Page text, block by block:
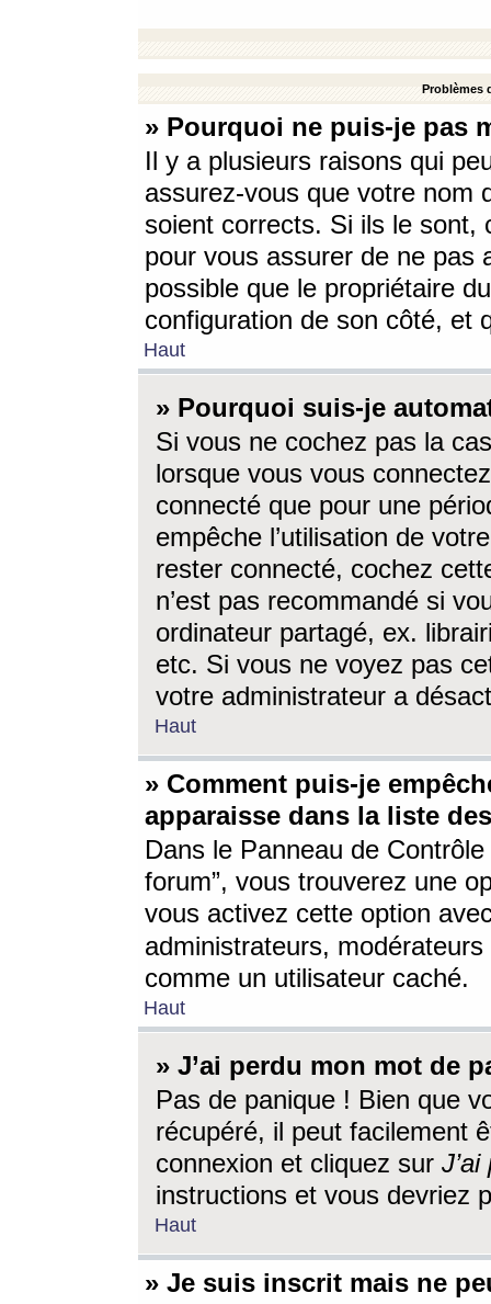
Problèmes
» Pourquoi ne puis-je pas
Il y a plusieurs raisons qui
assurez-vous que votre nom
soient corrects. Si ils le sont,
pour vous assurer de ne pas
possible que le propriétaire
configuration de son côté, et
Haut
» Pourquoi suis-je
Si vous ne cochez pas la
lorsque vous vous
connecté que pour une
empêche l’utilisation de
rester connecté, cochez
n’est pas recommandé si
ordinateur partagé, ex.
etc. Si vous ne voyez pas
votre administrateur a
Haut
» Comment puis-je
apparaisse dans la liste
Dans le Panneau de
forum”, vous trouverez une
vous activez cette option
administrateurs,
comme un utilisateur caché.
Haut
» J’ai perdu mon mot de
Pas de panique ! Bien que
récupéré, il peut facilement
connexion et cliquez sur
instructions et vous devriez
Haut
» Je suis inscrit mais ne